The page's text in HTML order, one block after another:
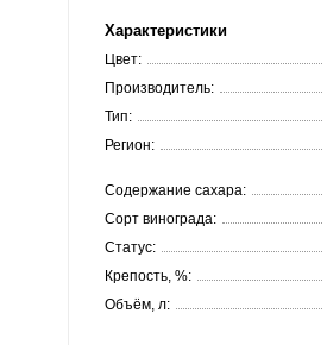
Характеристики
Цвет:
Производитель:
Тип:
Регион:
Содержание сахара:
Сорт винограда:
Статус:
Крепость, %:
Объём, л: